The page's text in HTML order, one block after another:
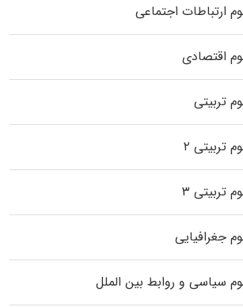
ارتباطات اجتماعی
اقتصادی
تربیتی
تربیتی ۲
تربیتی ۳
جغرافیایی
سیاسی و روابط بین الملل